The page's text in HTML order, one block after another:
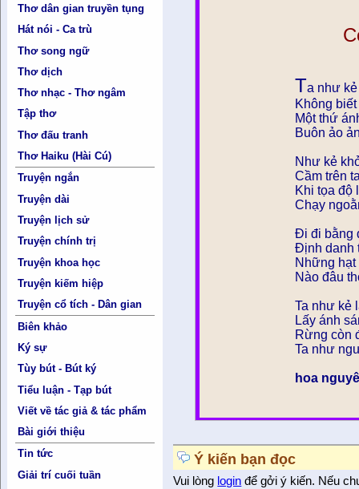
Thơ dân gian truyền tụng
Hát nói - Ca trù
Thơ song ngữ
Thơ dịch
Thơ nhạc - Thơ ngâm
Tập thơ
Thơ đấu tranh
Thơ Haiku (Hài Cú)
Truyện ngắn
Truyện dài
Truyện lịch sử
Truyện chính trị
Truyện khoa học
Truyện kiếm hiệp
Truyện cổ tích - Dân gian
Biên khảo
Ký sự
Tùy bút - Bút ký
Tiểu luận - Tạp bút
Viết về tác giả & tác phẩm
Bài giới thiệu
Tin tức
Giải trí cuối tuần
Ta như
Không
Một thứ
Buôn ảo
Như kẻ
Cầm trên
Khi tọa độ
Chạy
Đi đi bằng
Định danh
Những
Nào đâu
Ta như kẻ
Lấy ánh
Rừng còn
Ta như
hoa
Ý kiến bạn đọc
Vui lòng login để gởi ý kiến. Nếu